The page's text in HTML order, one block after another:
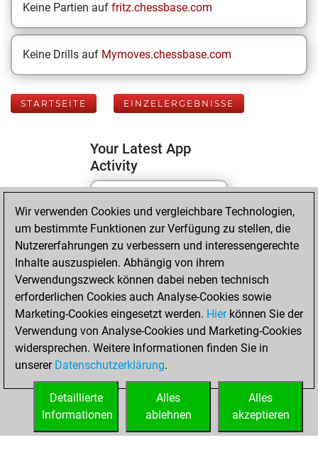
Keine Partien auf fritz.chessbase.com
Keine Drills auf Mymoves.chessbase.com
STARTSEITE EINZELERGEBNISSE
Your Latest App
Activity
Donnerstag, April
23, 2026
You totalled
1741 tactics
positions
Tactics
You solved 776
tactics positions
You achieved
tactics positions
Wir verwenden Cookies und vergleichbare Technologien,
um bestimmte Funktionen zur Verfügung zu stellen, die
Nutzererfahrungen zu verbessern und interessengerechte
Inhalte auszuspielen. Abhängig von ihrem
Verwendungszweck können dabei neben technisch
erforderlichen Cookies auch Analyse-Cookies sowie
Marketing-Cookies eingesetzt werden. Hierkönnen Sie der
Verwendung von Analyse-Cookies und Marketing-Cookies
widersprechen. Weitere Informationen finden Sie in
unserer Datenschutzerklärung.
Alles
akzeptieren
Alles
ablehnen
Detaillierte
Informationen